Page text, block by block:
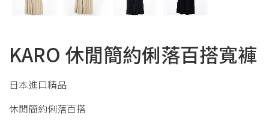
KARO 休閒簡約俐落百搭寬褲
日本進口精品
休閒簡約俐落百搭